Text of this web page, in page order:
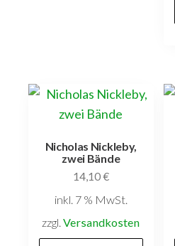
Nicholas Nickleby,
zwei Bände
14,10€
inkl. 7 % MwSt.
zzgl.Versandkosten